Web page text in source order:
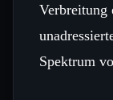
Verbreitung
Spektrum